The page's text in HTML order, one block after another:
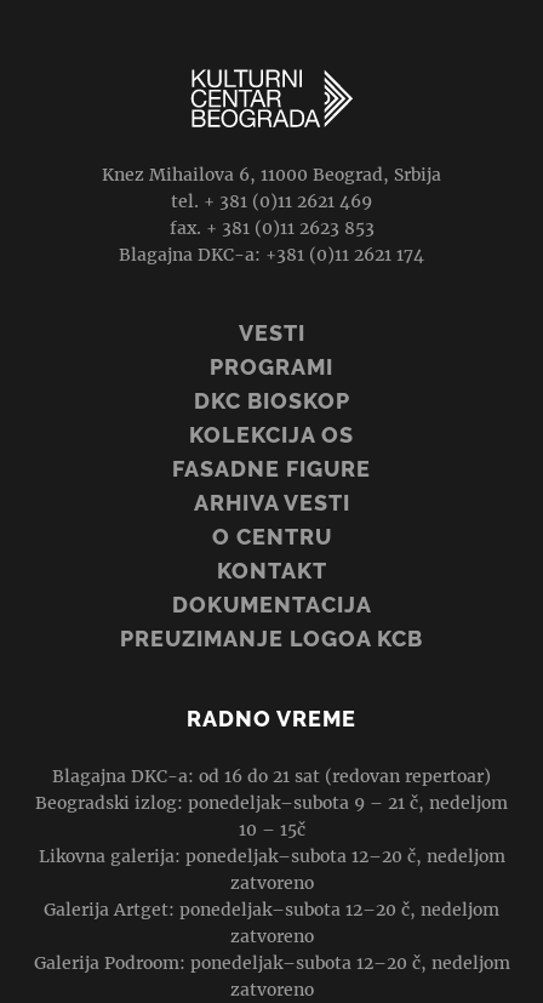
Knez Mihailova 6, 11000 Beograd, Srbija
tel. + 381 (0)11 2621 469
fax. + 381 (0)11 2623 853
Blagajna DKC-a: +381 (0)11 2621 174
VESTI
PROGRAMI
DKC BIOSKOP
KOLEKCIJA OS
FASADNE FIGURE
ARHIVA VESTI
O CENTRU
KONTAKT
DOKUMENTACIJA
PREUZIMANJE LOGOA KCB
RADNO VREME
Blagajna DKC-a: od 16 do 21 sat (redovan repertoar)
Beogradski izlog: ponedeljak–subota 9 – 21 č, nedeljom
10 – 15č
Likovna galerija: ponedeljak–subota 12–20 č, nedeljom
zatvoreno
Galerija Artget: ponedeljak–subota 12–20 č, nedeljom
zatvoreno
Galerija Podroom: ponedeljak–subota 12–20 č, nedeljom
zatvoreno